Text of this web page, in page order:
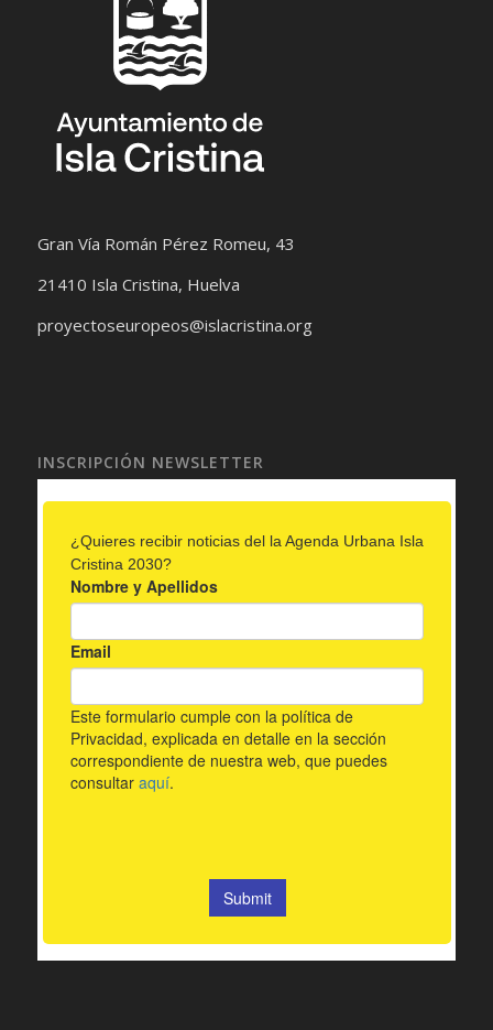
Gran Vía Román Pérez Romeu, 43
21410 Isla Cristina, Huelva
proyectoseuropeos@islacristina.org
INSCRIPCIÓN NEWSLETTER